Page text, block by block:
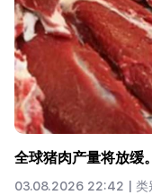
全球猪肉产量将放缓
03.08.2026 22:42 | 类